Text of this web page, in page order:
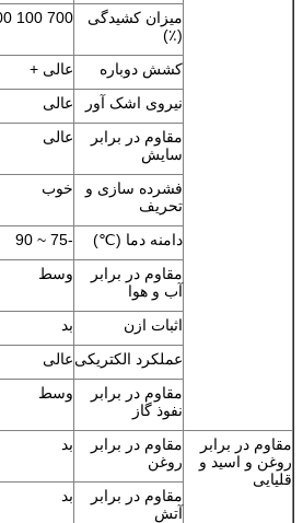
میزان کشیدگی
(٪)
700 100 700
کشش دوباره عالی +
نیروی اشک آور
عالی
مقاوم در برابر
سایش
عالی
فشرده سازی و
تحریف
خوب
دامنه دما (℃) -75 ~ 90
مقاوم در برابر
آب و هوا
وسط
اثبات ازن بد
عملکرد الکتریکیعالی
مقاوم در برابر
نفوذ گاز
وسط
مقاوم در برابر
روغن و اسید و
قلیایی
مقاوم در برابر
روغن
بد
مقاوم در برابر
آتش
بد